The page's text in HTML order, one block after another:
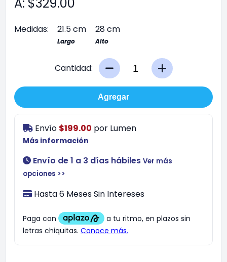
Medidas: 21.5 cm 28 cm
Largo Alto
Cantidad:
Agregar
Envío $199.00 por Lumen
Más información
Envío de 1 a 3 días hábiles Ver más
opciones >>
Hasta 6 Meses Sin Intereses